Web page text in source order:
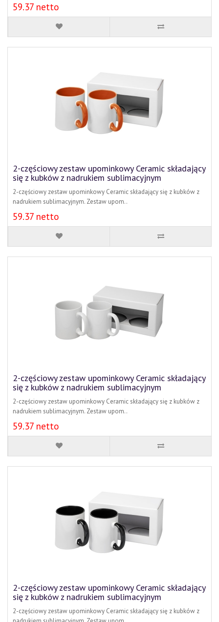
59.37 netto
2-częściowy zestaw upominkowy Ceramic składający
się z kubków z nadrukiem sublimacyjnym
2-częściowy zestaw upominkowy Ceramic składający się z kubków z
nadrukiem sublimacyjnym. Zestaw upom..
59.37 netto
2-częściowy zestaw upominkowy Ceramic składający
się z kubków z nadrukiem sublimacyjnym
2-częściowy zestaw upominkowy Ceramic składający się z kubków z
nadrukiem sublimacyjnym. Zestaw upom..
59.37 netto
2-częściowy zestaw upominkowy Ceramic składający
się z kubków z nadrukiem sublimacyjnym
2-częściowy zestaw upominkowy Ceramic składający się z kubków z